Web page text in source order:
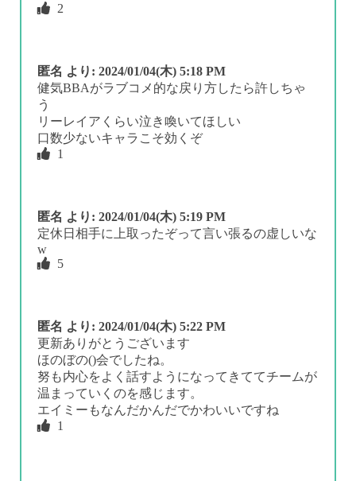
2
匿名 より: 2024/01/04(木) 5:18 PM
健気BBAがラブコメ的な戻り方したら許しちゃ
う
リーレイアくらい泣き喚いてほしい
口数少ないキャラこそ効くぞ
1
匿名 より: 2024/01/04(木) 5:19 PM
定休日相手に上取ったぞって言い張るの虚しいな
w
5
匿名 より: 2024/01/04(木) 5:22 PM
更新ありがとうございます
ほのぼの()会でしたね。
努も内心をよく話すようになってきててチームが
温まっていくのを感じます。
エイミーもなんだかんだでかわいいですね
1